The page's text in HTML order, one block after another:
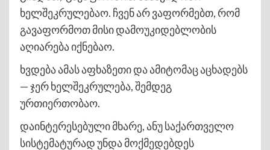
ხელშეკრულებაო. ჩვენ არ ვაფორმებთ, რომ
გავაფორმოთ მისი დამოუკიდებლობის
აღიარება იქნებაო.
ხვდება ამას აფხაზეთი და ამიტომაც აცხადებს
— ჯერ ხელშეკრულება, შემდეგ
ურთიერთობაო.
დაინტერესებული მხარე, ანუ საქართველო
სისტემატურად უნდა მოქმედებდეს